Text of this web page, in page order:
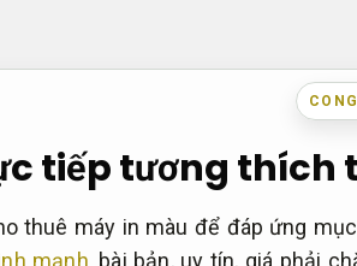
tiếp tương thích
thuê máy in màu để đáp ứng
mạnh bài bản, uy tín, giá phải